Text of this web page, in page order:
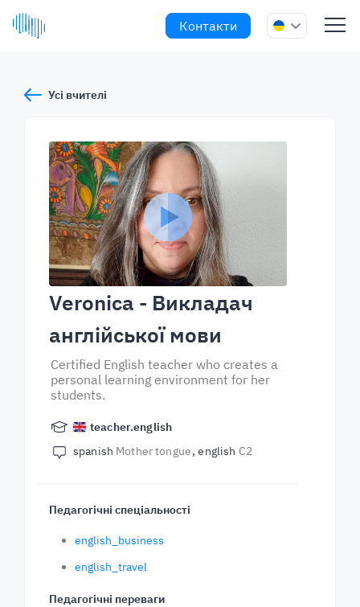
Контакти
Усі вчителі
Veronica - Викладач
англійської мови
Certified English teacher who creates a
personal learning environment for her
students.
teacher.english
spanish Mother tongue english C2
Педагогічні спеціальності
english_business
english_travel
Педагогічні переваги